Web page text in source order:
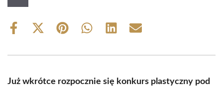
Share
Share
(Twitter)
Share Share Share Share
Już wkrótce rozpocznie się konkurs plastyczny pod